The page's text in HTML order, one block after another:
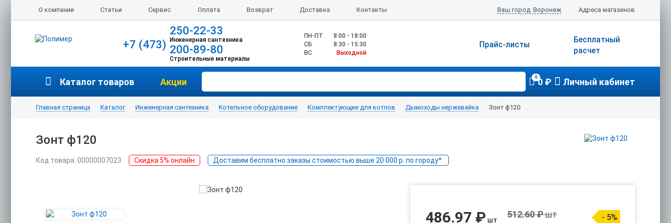
О компании Статьи Сервис Оплата Возврат Доставка Контакты Адреса магазинов
Ваш город: Воронеж
+7 (473)
250-22-33
Инженерная сантехника
200-89-80
Строительные материалы
ПН-ПТ
8:00 - 18:00
CБ
8:30 - 15:30
ВС
Выходной
Бесплатный
расчет
Прайс-листы
Каталог товаров Акции 00 ₽ Личный кабинет
Главная страница Каталог Инженерная сантехника Котельное оборудование Комплектующие для котлов Дымоходы нержавейка Зонт ф120
Зонт ф120
Код товара: 00000007023 Скидка 5% онлайн Доставим бесплатно заказы стоимостью выше 20 000 р. по городу*.
486.97 ₽ шт
512.60 ₽шт - 5%